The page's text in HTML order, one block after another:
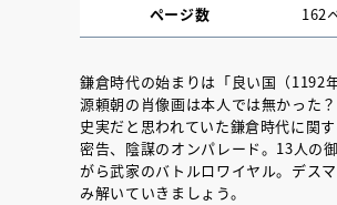
ページ数 162
鎌倉時代の始まりは「良い国（1192
源頼朝の肖像画は本人では無かった？
史実だと思われていた鎌倉時代に関
密告、陰謀のオンパレード。13人の
がら武家のバトルロワイヤル。デス
み解いていきましょう。